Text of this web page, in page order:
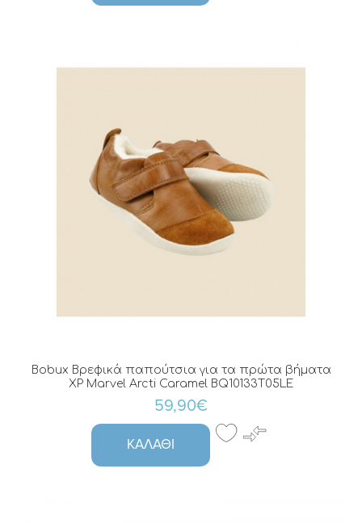
Bobux Βρεφικά παπούτσια για τα πρώτα βήματα
XP Marvel Arcti Caramel BQ10133T05LE
59,90€
ΚΑΛΆΘΙ